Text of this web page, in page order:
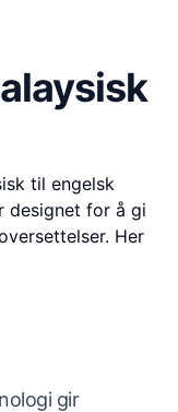
til engelsk
designet for å gi
Her
gir